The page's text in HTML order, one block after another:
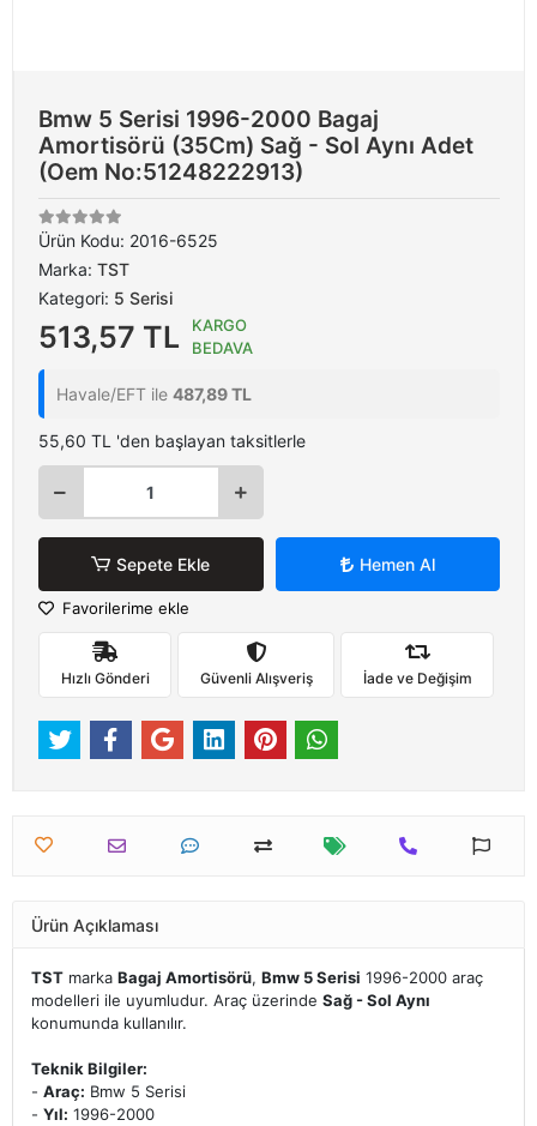
Bmw 5 Serisi 1996-2000 Bagaj
Amortisörü (35Cm) Sağ - Sol Aynı Adet
(Oem No:51248222913)
Ürün Kodu: 2016-6525
Marka: TST
Kategori: 5 Serisi
513,57 TL
KARGO
BEDAVA
Havale/EFT ile 487,89 TL
55,60 TL 'den başlayan taksitlerle
Sepete Ekle Hemen Al
Favorilerime ekle
Hızlı Gönderi Güvenli Alışveriş İade ve Değişim
Ürün Açıklaması
TST marka Bagaj Amortisörü, Bmw 5 Serisi 1996-2000 araç
modelleri ile uyumludur. Araç üzerinde Sağ - Sol Aynı
konumunda kullanılır.
Teknik Bilgiler:
- Araç: Bmw 5 Serisi
- Yıl: 1996-2000